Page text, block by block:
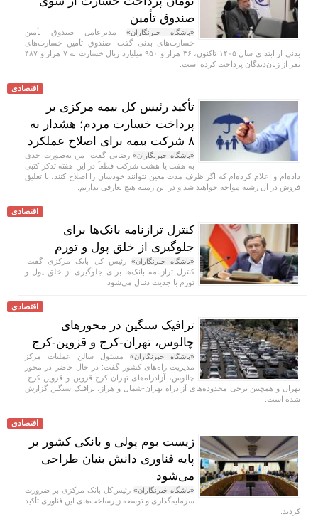
صندوق تأمین
«باشگاه خبرنگاران» مدیرعامل صندوق تأمین
خسارت‌های بدنی گفت: صندوق تأمین خسارت‌های
بدنی از ابتدای سال ۱۴۰۵ تاکنون، ۳۶ هزار و ۹۵۰ میلیارد ریال خسارت به ۷ هزار و ۴۸۷
نفر از زیان‌دیدگان پرداخت کرده است.
اقتصادی
تأکید رئیس کل بیمه مرکزی بر
پرداخت خسارت مردم؛ هشدار به
۸ شرکت‌ بیمه برای اصلاح عملکرد
«باشگاه خبرنگاران»رضایی گفت: من به‌صورت جدی
به هفت یا هشت شرکت قطعاً در این هفته تذکر کتبی
داده‌ام و اعلام کرده‌ام که اگر ظرف مدت معین نتوانند خودشان را اصلاح کنند، با تعلیق
فروش در آن رشته مواجه خواهند شد و در این زمینه هیچ تعارفی نداریم.
اقتصادی
کنترل ترازنامه بانک‌ها برای
جلوگیری از خلق پول و تورم
«باشگاه خبرنگاران» رئیس کل بانک مرکزی گفت:
کنترل ترازنامه بانک‌ها برای جلوگیری از خلق پول و
تورم با جدیت دنبال می‌شود.
اقتصادی
ترافیک سنگین در محورهای
چالوس، تهران-کرج و قزوین-کرج
«باشگاه خبرنگاران» مسئول سالن عملیات مرکز
مدیریت راه‌های کشور گفت: در حال حاضر در محور
چالوس، آزادراه‌های تهران-کرج-قزوین و قزوین-کرج-
تهران و همچنین برخی محدوده‌های آزادراه تهران-شمال و هراز، ترافیک سنگین گزارش
شده است.
اقتصادی
زیست بوم پولی و بانکی کشور بر
پایه فناوری دانش بنیان طراحی
می‌شود
«باشگاه خبرنگاران» رئیس‌کل بانک مرکزی بر ضرورت
سرمایه‌گذاری و توسعه زیرساخت‌های این فناوری تأکید
کردند.